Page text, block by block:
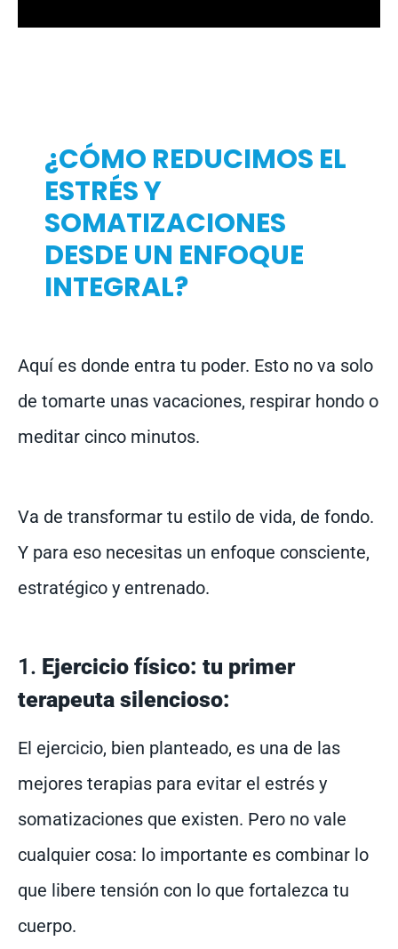
¿CÓMO REDUCIMOS EL
ESTRÉS Y
SOMATIZACIONES
DESDE UN ENFOQUE
INTEGRAL?
Aquí es donde entra tu poder. Esto no va solo
de tomarte unas vacaciones, respirar hondo o
meditar cinco minutos.
Va de transformar tu estilo de vida, de fondo.
Y para eso necesitas un enfoque consciente,
estratégico y entrenado.
1. Ejercicio físico: tu primer
terapeuta silencioso:
El ejercicio, bien planteado, es una de las
mejores terapias para evitar el estrés y
somatizaciones que existen. Pero no vale
cualquier cosa: lo importante es combinar lo
que libere tensión con lo que fortalezca tu
cuerpo.